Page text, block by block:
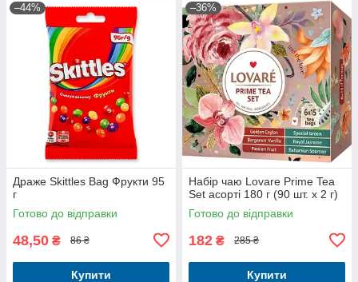
–44%
Драже Skittles Bag Фрукти 95
г
Готово до відправки
48,50 ₴ 86 ₴
Купити
–36%
Набір чаю Lovare Prime Tea
Set асорті 180 г (90 шт. х 2 г)
Готово до відправки
182 ₴ 285 ₴
Купити